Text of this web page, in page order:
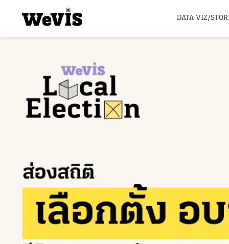
DATA VIZ/